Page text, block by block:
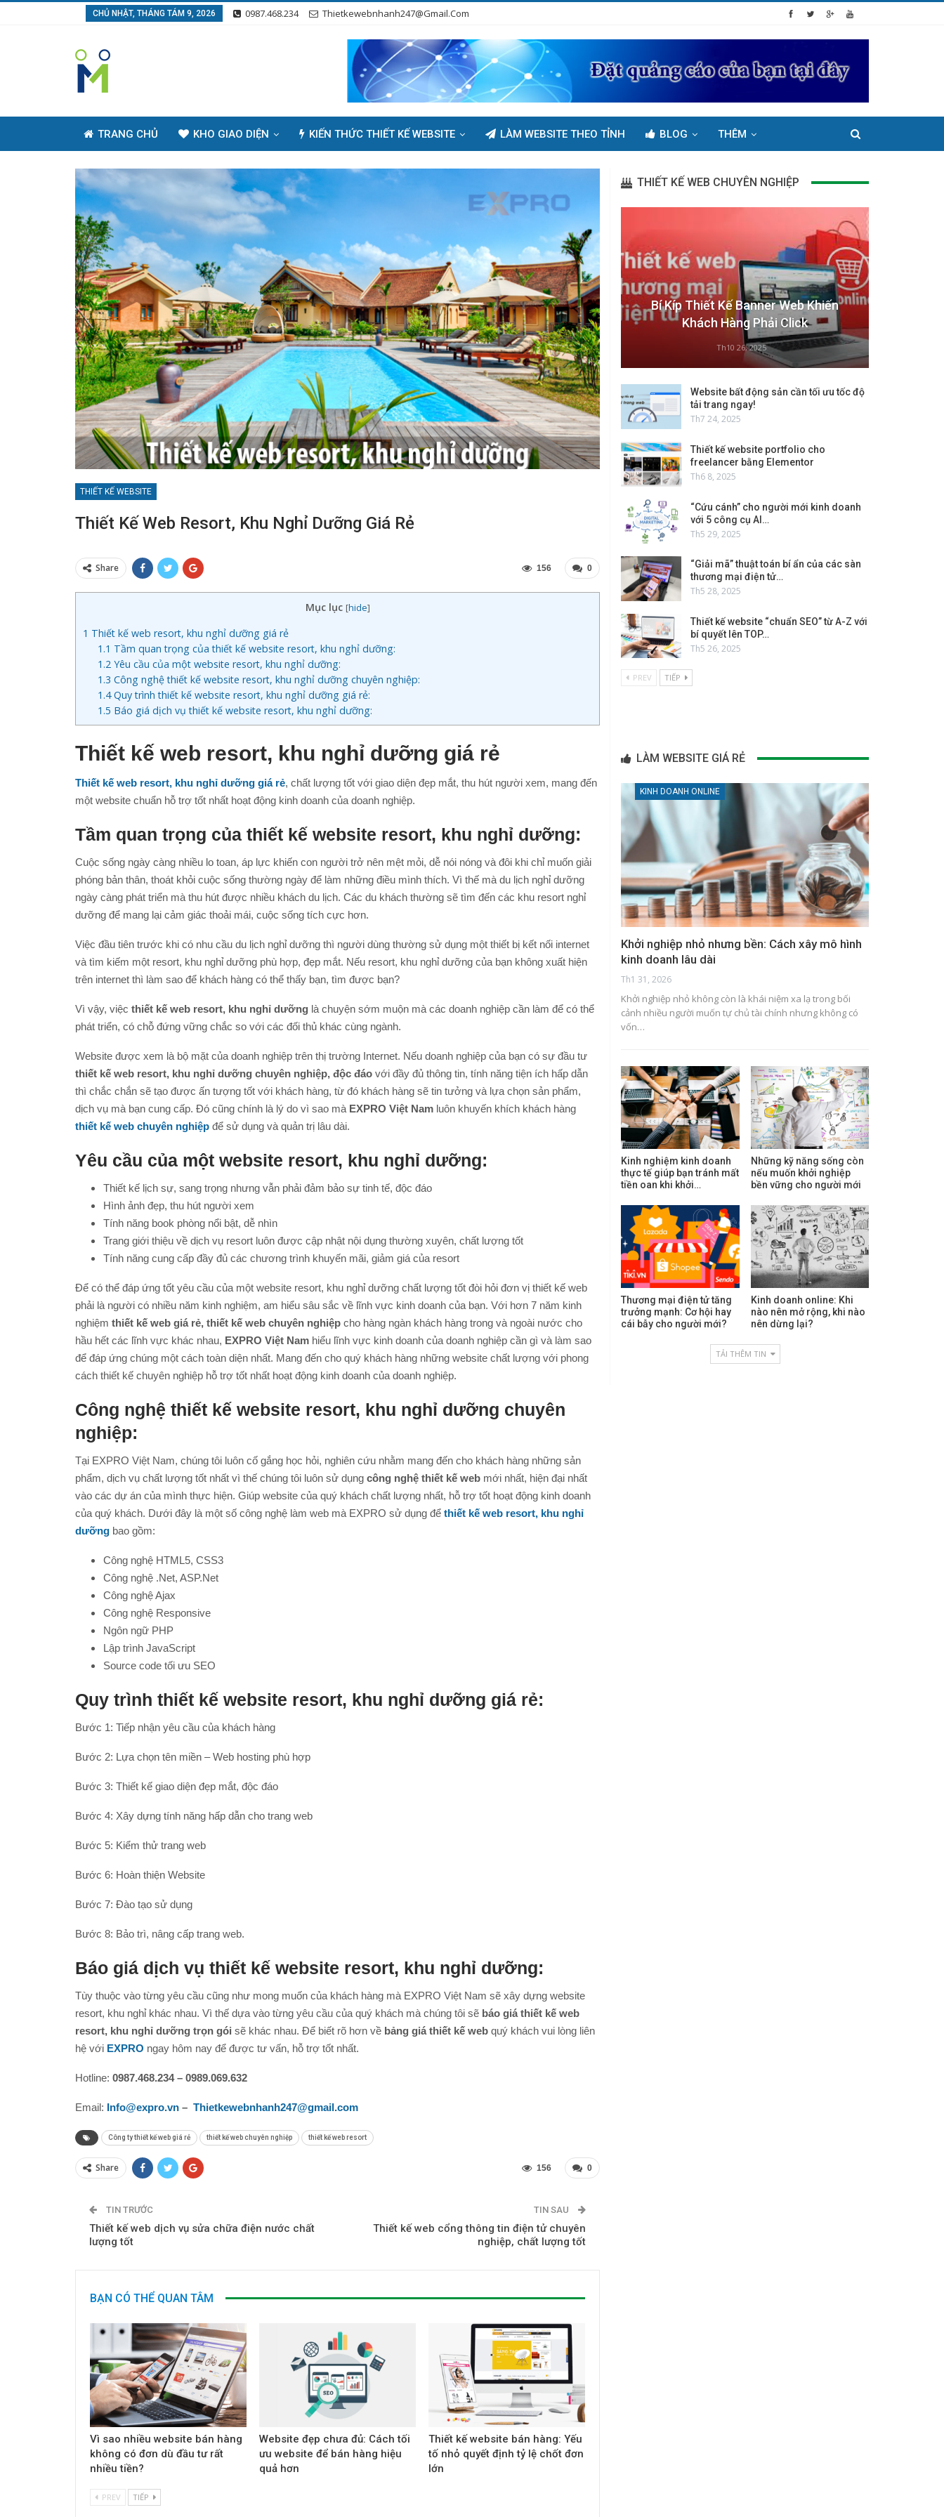
CHỦ NHẬT, THÁNG TÁM 9, 2026 0987.468.234 Thietkewebnhanh247@gmail.com
TRANG CHỦ KHO GIAO DIỆN KIẾN THỨC THIẾT KẾ WEBSITE LÀM WEBSITE THEO TỈNH BLOG THÊM
THIẾT KẾ WEBSITE
Thiết Kế Web Resort, Khu Nghỉ Dưỡng Giá Rẻ
Share 0
156
Mục lục [hide]
1 Thiết kế web resort, khu nghỉ dưỡng giá rẻ
1.1 Tầm quan trọng của thiết kế website resort, khu nghỉ dưỡng:
1.2 Yêu cầu của một website resort, khu nghỉ dưỡng:
1.3 Công nghệ thiết kế website resort, khu nghỉ dưỡng chuyên nghiệp:
1.4Quy trình thiết kế website resort, khu nghỉ dưỡng giá rẻ:
1.5 Báo giá dịch vụ thiết kế website resort, khu nghỉ dưỡng:
Thiết kế web resort, khu nghỉ dưỡng giá rẻ
Thiết kế web resort, khu nghỉ dưỡng giá rẻ, chất lượng tốt với giao diện đẹp mắt, thu hút người xem, mang đến
một website chuẩn hỗ trợ tốt nhất hoạt động kinh doanh của doanh nghiệp.
Tầm quan trọng của thiết kế website resort, khu nghỉ dưỡng:
Cuộc sống ngày càng nhiều lo toan, áp lực khiến con người trở nên mệt mỏi, dễ nói nóng và đôi khi chỉ muốn giải
phóng bản thân, thoát khỏi cuộc sống thường ngày để làm những điều mình thích. Vì thế mà du lịch nghỉ dưỡng
ngày càng phát triển mà thu hút được nhiều khách du lịch. Các du khách thường sẽ tìm đến các khu resort nghỉ
dưỡng để mang lại cảm giác thoải mái, cuộc sống tích cực hơn.
Việc đầu tiên trước khi có nhu cầu du lịch nghỉ dưỡng thì người dùng thường sử dụng một thiết bị kết nối internet
và tìm kiếm một resort, khu nghỉ dưỡng phù hợp, đẹp mắt. Nếu resort, khu nghỉ dưỡng của bạn không xuất hiện
trên internet thì làm sao để khách hàng có thể thấy bạn, tìm được bạn?
Vì vậy, việc thiết kế web resort, khu nghỉ dưỡng là chuyện sớm muộn mà các doanh nghiệp cần làm để có thể
phát triển, có chỗ đứng vững chắc so với các đối thủ khác cùng ngành.
Website được xem là bộ mặt của doanh nghiệp trên thị trường Internet. Nếu doanh nghiệp của bạn có sự đầu tư
thiết kế web resort, khu nghỉ dưỡng chuyên nghiệp, độc đáo với đầy đủ thông tin, tính năng tiện ích hấp dẫn
thì chắc chắn sẽ tạo được ấn tượng tốt với khách hàng, từ đó khách hàng sẽ tin tưởng và lựa chọn sản phẩm,
dịch vụ mà bạn cung cấp. Đó cũng chính là lý do vì sao mà EXPRO Việt Nam luôn khuyến khích khách hàng
thiết kế web chuyên nghiệp để sử dụng và quản trị lâu dài.
Yêu cầu của một website resort, khu nghỉ dưỡng:
Thiết kế lịch sự, sang trọng nhưng vẫn phải đảm bảo sự tinh tế, độc đáo
Hình ảnh đẹp, thu hút người xem
Tính năng book phòng nổi bật, dễ nhìn
Trang giới thiệu về dịch vụ resort luôn được cập nhật nội dụng thường xuyên, chất lượng tốt
Tính năng cung cấp đầy đủ các chương trình khuyến mãi, giảm giá của resort
Để có thể đáp ứng tốt yêu cầu của một website resort, khu nghỉ dưỡng chất lượng tốt đòi hỏi đơn vị thiết kế web
phải là người có nhiều năm kinh nghiệm, am hiểu sâu sắc về lĩnh vực kinh doanh của bạn. Với hơn 7 năm kinh
nghiệm thiết kế web giá rẻ, thiết kế web chuyên nghiệp cho hàng ngàn khách hàng trong và ngoài nước cho
hầu hết các lĩnh vực khác nhau, EXPRO Việt Nam hiểu lĩnh vực kinh doanh của doanh nghiệp cần gì và làm sao
để đáp ứng chúng một cách toàn diện nhất. Mang đến cho quý khách hàng những website chất lượng với phong
cách thiết kế chuyên nghiệp hỗ trợ tốt nhất hoạt động kinh doanh của doanh nghiệp.
Công nghệ thiết kế website resort, khu nghỉ dưỡng chuyên
nghiệp:
Tại EXPRO Việt Nam, chúng tôi luôn cố gắng học hỏi, nghiên cứu nhằm mang đến cho khách hàng những sản
phẩm, dịch vụ chất lượng tốt nhất vì thế chúng tôi luôn sử dụng công nghệ thiết kế web mới nhất, hiện đại nhất
vào các dự án của mình thực hiện. Giúp website của quý khách chất lượng nhất, hỗ trợ tốt hoạt động kinh doanh
của quý khách. Dưới đây là một số công nghệ làm web mà EXPRO sử dụng để thiết kế web resort, khu nghỉ
dưỡng bao gồm:
Công nghệ HTML5, CSS3
Công nghệ .Net, ASP.Net
Công nghệ Ajax
Công nghệ Responsive
Ngôn ngữ PHP
Lập trình JavaScript
Source code tối ưu SEO
Quy trình thiết kế website resort, khu nghỉ dưỡng giá rẻ:
Bước 1: Tiếp nhận yêu cầu của khách hàng
Bước 2: Lựa chọn tên miền – Web hosting phù hợp
Bước 3: Thiết kế giao diện đẹp mắt, độc đáo
Bước 4: Xây dựng tính năng hấp dẫn cho trang web
Bước 5: Kiểm thử trang web
Bước 6: Hoàn thiện Website
Bước 7: Đào tạo sử dụng
Bước 8: Bảo trì, nâng cấp trang web.
Báo giá dịch vụ thiết kế website resort, khu nghỉ dưỡng:
Tùy thuộc vào từng yêu cầu cũng như mong muốn của khách hàng mà EXPRO Việt Nam sẽ xây dựng website
resort, khu nghỉ khác nhau. Vì thế dựa vào từng yêu cầu của quý khách mà chúng tôi sẽ báo giá thiết kế web
resort, khu nghỉ dưỡng trọn gói sẽ khác nhau. Để biết rõ hơn về bảng giá thiết kế web quý khách vui lòng liên
hệ với EXPRO ngay hôm nay để được tư vấn, hỗ trợ tốt nhất.
Hotline: 0987.468.234 – 0989.069.632
Email: Info@expro.vn – Thietkewebnhanh247@gmail.com
Công ty thiết kế web giá rẻ thiết kế web chuyên nghiệp thiết kế web resort
Share 0
156
TIN TRƯỚC
Thiết kế web dịch vụ sửa chữa điện nước chất
lượng tốt
TIN SAU
Thiết kế web cổng thông tin điện tử chuyên
nghiệp, chất lượng tốt
BẠN CÓ THỂ QUAN TÂM
Vì sao nhiều website bán hàng
không có đơn dù đầu tư rất
nhiều tiền?
Website đẹp chưa đủ: Cách tối
ưu website để bán hàng hiệu
quả hơn
Thiết kế website bán hàng: Yếu
tố nhỏ quyết định tỷ lệ chốt đơn
lớn
PREV TIẾP
THIẾT KẾ WEB CHUYÊN NGHIỆP
Bí Kíp Thiết Kế Banner Web Khiến
Khách Hàng Phải Click
Th10 26, 2025
Website bất động sản cần tối ưu tốc độ
tải trang ngay!
Th7 24, 2025
Thiết kế website portfolio cho
freelancer bằng Elementor
Th6 8, 2025
“Cứu cánh” cho người mới kinh doanh
với 5 công cụ AI…
Th5 29, 2025
“Giải mã” thuật toán bí ẩn của các sàn
thương mại điện tử…
Th5 28, 2025
Thiết kế website “chuẩn SEO” từ A-Z với
bí quyết lên TOP…
Th5 26, 2025
PREV TIẾP
LÀM WEBSITE GIÁ RẺ
KINH DOANH ONLINE
Khởi nghiệp nhỏ nhưng bền: Cách xây mô hình
kinh doanh lâu dài
Th1 31, 2026
Khởi nghiệp nhỏ không còn là khái niệm xa lạ trong bối
cảnh nhiều người muốn tự chủ tài chính nhưng không có
vốn…
Kinh nghiệm kinh doanh
thực tế giúp bạn tránh mất
tiền oan khi khởi…
Những kỹ năng sống còn
nếu muốn khởi nghiệp
bền vững cho người mới
Thương mại điện tử tăng
trưởng mạnh: Cơ hội hay
cái bẫy cho người mới?
Kinh doanh online: Khi
nào nên mở rộng, khi nào
nên dừng lại?
TẢI THÊM TIN